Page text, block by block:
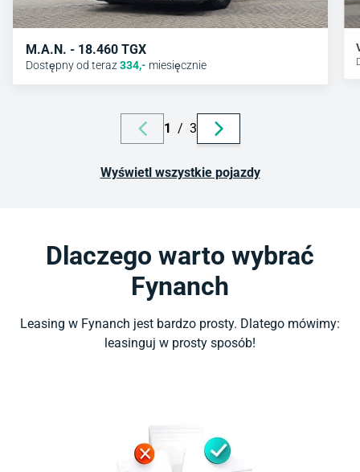
M.A.N. - 18.460 TGX
Dostępny od teraz 334,- miesięcznie
1 / 3
Wyświetl wszystkie pojazdy
Dlaczego warto wybrać
Fynanch
Leasing w Fynanch jest bardzo prosty. Dlatego mówimy:
leasinguj w prosty sposób!